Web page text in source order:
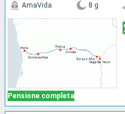
Pensione completa
AmaVida 8 g